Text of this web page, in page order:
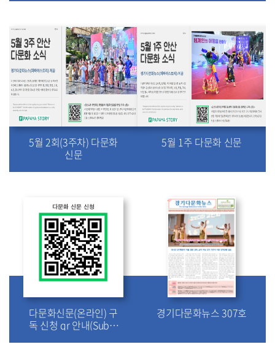
5월 2회(3주차) 다문화
신문
5월 1주 다문화 신문
다문화신문(온라인) 구
독 신청 qr 안내(Subsc
경기다문화뉴스 307호